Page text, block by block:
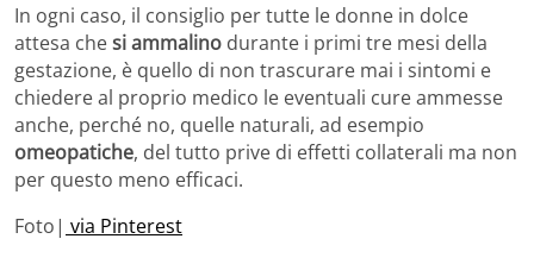
In ogni caso, il consiglio per tutte le donne in dolce
attesa chesi ammalino durante i primi tre mesi della
gestazione, è quello di non trascurare mai i sintomi e
chiedere al proprio medico le eventuali cure ammesse
anche, perché no, quelle naturali, ad esempio
omeopatiche, del tutto prive di effetti collaterali ma non
per questo meno efficaci.
Foto| via Pinterest